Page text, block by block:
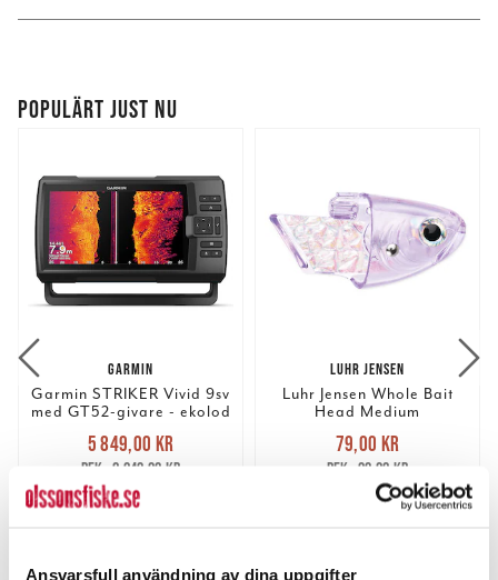
Ansvarsfull användning av dina uppgifter
POPULÄRT JUST NU
GARMIN
Garmin STRIKER Vivid 9sv
med GT52-givare - ekolod
Nuvarande pris
5 849,00 krTidigare pris
5 849,00 kr
8 049,00 kr
FLER ÄN 6 ST KVAR
LUHR JENSEN
Luhr Jensen Whole Bait
Head Medium
Nuvarande pris
79,00 krTidigare pris
99,00 kr
79,00 kr
99,00 kr
FINNS I LAGER.